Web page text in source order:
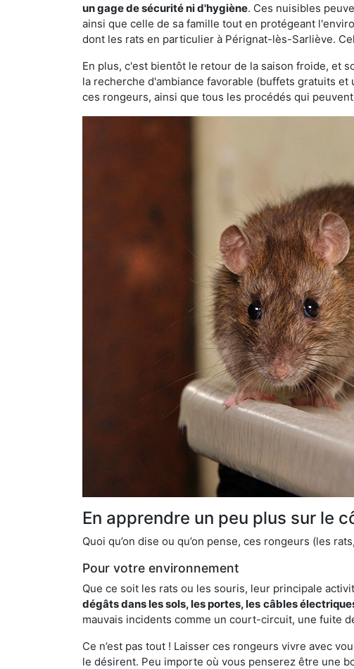
un gage de sécurité ni d'hygiène. Ces nuisibles
ainsi que celle de sa famille tout en protégeant
dont les rats en particulier à Pérignat-lès-Sarliève.
En plus, c'est bientôt le retour de la saison froide, et
la recherche d'ambiance favorable (buffets gratuits
ces rongeurs, ainsi que tous les procédés qui
En apprendre un peu plus sur le
Quoi qu’on dise ou qu’on pense, ces rongeurs (les
Pour votre environnement
Que ce soit les rats ou les souris, leur principale
dégâts dans les sols, les portes, les câbles
mauvais incidents comme un court-circuit, une fuite
Ce n’est pas tout ! Laisser ces rongeurs vivre avec
le désirent. Peu importe où vous penserez être une